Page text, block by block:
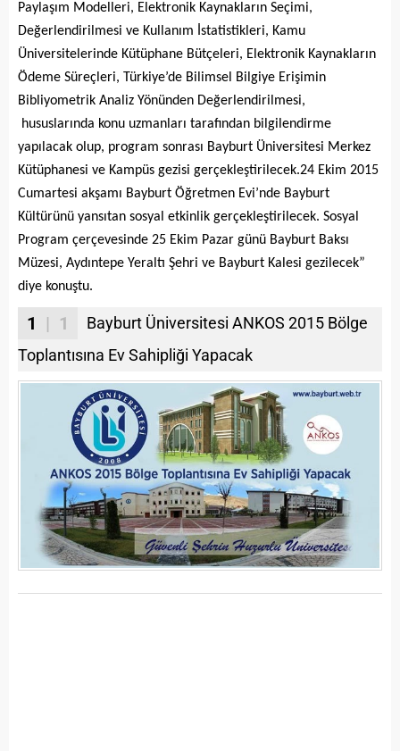
Paylaşım Modelleri, Elektronik Kaynakların Seçimi,
Değerlendirilmesi ve Kullanım İstatistikleri, Kamu
Üniversitelerinde Kütüphane Bütçeleri, Elektronik Kaynakların
Ödeme Süreçleri, Türkiye’de Bilimsel Bilgiye Erişimin
Bibliyometrik Analiz Yönünden Değerlendirilmesi,
hususlarında konu uzmanları tarafından bilgilendirme
yapılacak olup, program sonrası Bayburt Üniversitesi Merkez
Kütüphanesi ve Kampüs gezisi gerçekleştirilecek.24 Ekim 2015
Cumartesi akşamı Bayburt Öğretmen Evi’nde Bayburt
Kültürünü yansıtan sosyal etkinlik gerçekleştirilecek. Sosyal
Program çerçevesinde 25 Ekim Pazar günü Bayburt Baksı
Müzesi, Aydıntepe Yeraltı Şehri ve Bayburt Kalesi gezilecek”
diye konuştu.
1 | 1
Bayburt Üniversitesi ANKOS 2015 Bölge
Toplantısına Ev Sahipliği Yapacak